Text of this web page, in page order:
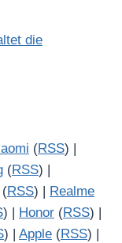
die
(RSS) |
(RSS) |
(RSS) |
Realme
) | Honor (RSS) |
) | Apple (RSS) |